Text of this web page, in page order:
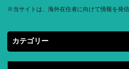
※当サイトは、海外在住者に向けて情報を発信
カテゴリー